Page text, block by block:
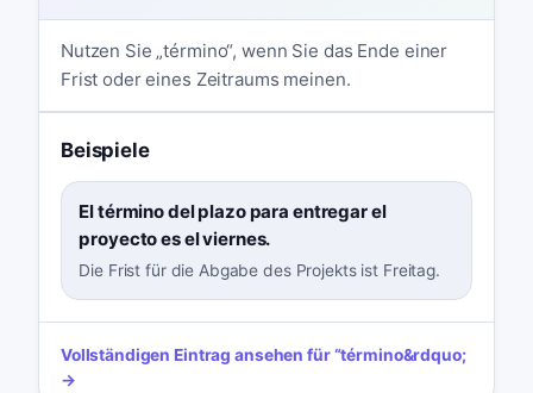
Nutzen Sie „término“, wenn Sie das Ende einer
Frist oder eines Zeitraums meinen.
Beispiele
El término del plazo para entregar el
proyecto es el viernes.
Die Frist für die Abgabe des Projekts ist Freitag.
Vollständigen Eintrag ansehen für“término&rdquo;
→